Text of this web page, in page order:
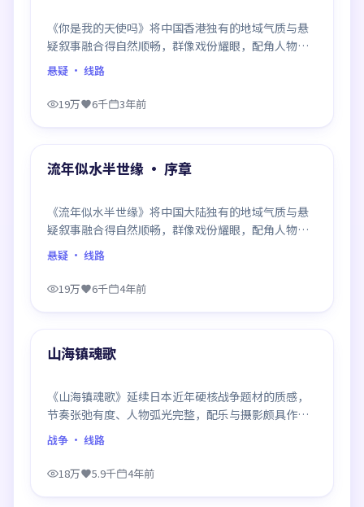
《你是我的天使吗》将中国香港独有的地域气质与悬
疑叙事融合得自然顺畅，群像戏份耀眼，配角人物同
样鲜活，整部作品质感扎实。
悬疑 · 线路
19万 6千 3年前
精选
流年似水半世缘 · 序章
《流年似水半世缘》将中国大陆独有的地域气质与悬
疑叙事融合得自然顺畅，群像戏份耀眼，配角人物同
样鲜活，整部作品质感扎实。
悬疑 · 线路
19万 6千 4年前
精选
山海镇魂歌
《山海镇魂歌》延续日本近年硬核战争题材的质感，
节奏张弛有度、人物弧光完整，配乐与摄影颇具作者
风格，是一部值得逐帧细看的诚意之作。
战争 · 线路
18万 5.9千 4年前